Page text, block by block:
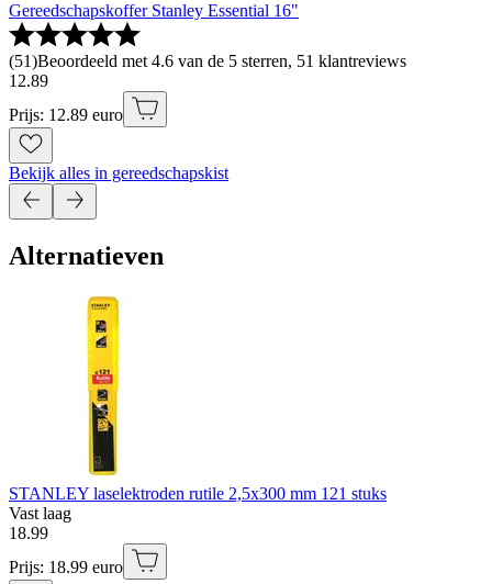
Gereedschapskoffer Stanley Essential 16"
(51)Beoordeeld met 4.6 van de 5 sterren, 51 klantreviews
12.89
Prijs: 12.89 euro
Bekijk alles in gereedschapskist
Alternatieven
STANLEY laselektroden rutile 2,5x300 mm 121 stuks
Vast laag
18.99
Prijs: 18.99 euro